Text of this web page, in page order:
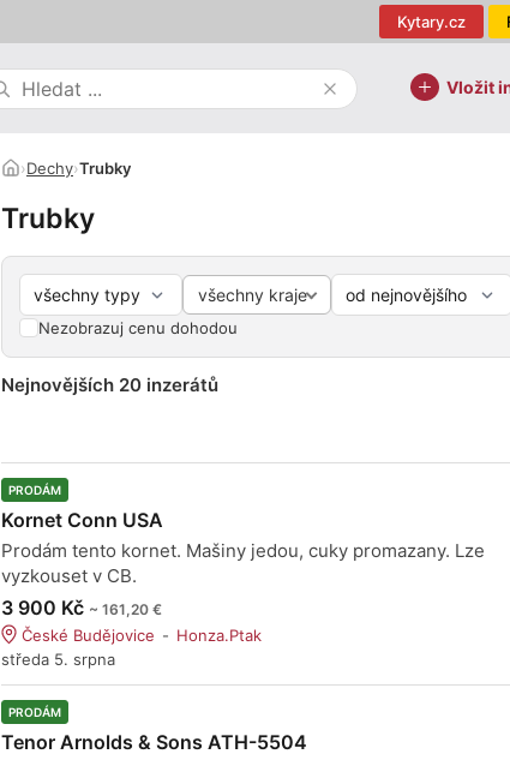
Kytary.cz
Vložit
›Dechy›Trubky
Trubky
všechny kraje
Nezobrazuj cenu dohodou
Nejnovějších 20 inzerátů
PRODÁM
Kornet Conn USA
Prodám tento kornet. Mašiny jedou, cuky promazany. Lze
vyzkouset v CB.
3 900 Kč ~ 161,20 €
České Budějovice
Honza.Ptak
středa 5. srpna
PRODÁM
Tenor Arnolds & Sons ATH-5504